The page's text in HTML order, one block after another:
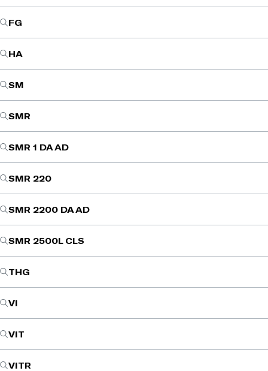
FG
HA
SM
SMR
SMR 1 DA AD
SMR 220
SMR 2200 DA AD
SMR 2500L CLS
THG
VI
VIT
VITR